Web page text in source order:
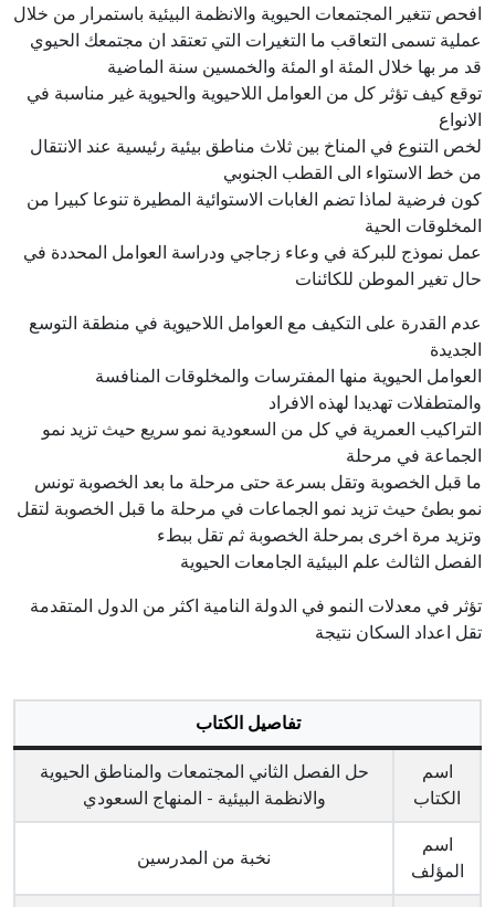
افحص تتغير المجتمعات الحيوية والانظمة البيئية باستمرار من خلال
عملية تسمى التعاقب ما التغيرات التي تعتقد ان مجتمعك الحيوي
قد مر بها خلال المئة او المئة والخمسين سنة الماضية
توقع كيف تؤثر كل من العوامل اللاحيوية والحيوية غير مناسبة في
الانواع
لخص التنوع في المناخ بين ثلاث مناطق بيئية رئيسية عند الانتقال
من خط الاستواء الى القطب الجنوبي
كون فرضية لماذا تضم الغابات الاستوائية المطيرة تنوعا كبيرا من
المخلوقات الحية
عمل نموذج للبركة في وعاء زجاجي ودراسة العوامل المحددة في
حال تغير الموطن للكائنات
عدم القدرة على التكيف مع العوامل اللاحيوية في منطقة التوسع
الجديدة
العوامل الحيوية منها المفترسات والمخلوقات المنافسة
والمتطفلات تهديدا لهذه الافراد
التراكيب العمرية في كل من السعودية نمو سريع حيث تزيد نمو
الجماعة في مرحلة
ما قبل الخصوبة وتقل بسرعة حتى مرحلة ما بعد الخصوبة تونس
نمو بطئ حيث تزيد نمو الجماعات في مرحلة ما قبل الخصوبة لتقل
وتزيد مرة اخرى بمرحلة الخصوبة ثم تقل ببطء
الفصل الثالث علم البيئية الجامعات الحيوية
تؤثر في معدلات النمو في الدولة النامية اكثر من الدول المتقدمة
تقل اعداد السكان نتيجة
تفاصيل الكتاب
اسم
الكتاب
حل الفصل الثاني المجتمعات والمناطق الحيوية
والانظمة البيئية - المنهاج السعودي
اسم
المؤلف
نخبة من المدرسين